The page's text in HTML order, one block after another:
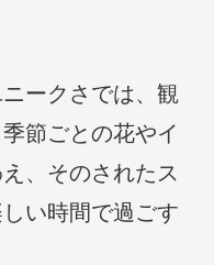
ークさでは、観
節ごとの花やイ
、そのされたス
い時間で過ごす